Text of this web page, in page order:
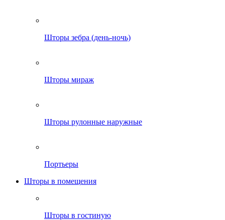
Шторы зебра (день-ночь)
Шторы мираж
Шторы рулонные наружные
Портьеры
Шторы в помещения
Шторы в гостиную